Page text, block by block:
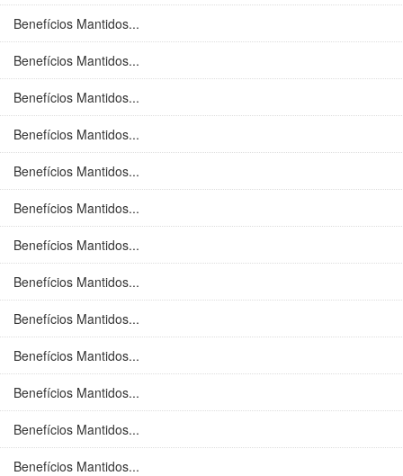
Benefícios Mantidos...
Benefícios Mantidos...
Benefícios Mantidos...
Benefícios Mantidos...
Benefícios Mantidos...
Benefícios Mantidos...
Benefícios Mantidos...
Benefícios Mantidos...
Benefícios Mantidos...
Benefícios Mantidos...
Benefícios Mantidos...
Benefícios Mantidos...
Benefícios Mantidos...